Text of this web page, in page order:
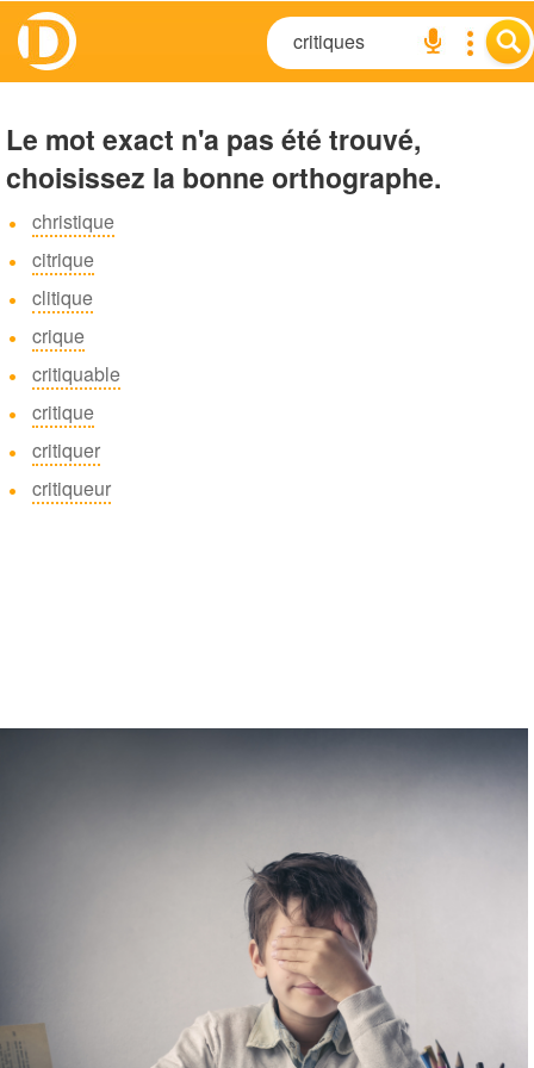
Le mot exact n'a pas été trouvé,
choisissez la bonne orthographe.
christique
citrique
clitique
crique
critiquable
critique
critiquer
critiqueur